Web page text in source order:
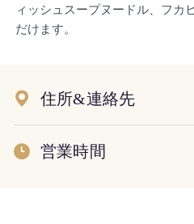
ィッシュスープヌードル、フカ
だけます。
住所&連絡先
営業時間